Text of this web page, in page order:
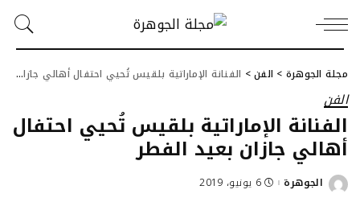
مجلة الجوهرة > الفن> الفنانة الإماراتية بلقيس تُحيي احتفال أهالي جازان بعيد الفطر
الفن
الفنانة الإماراتية بلقيس تُحيي احتفال
أهالي جازان بعيد الفطر
Posted
الجوهرة 6 يونيو، 2019